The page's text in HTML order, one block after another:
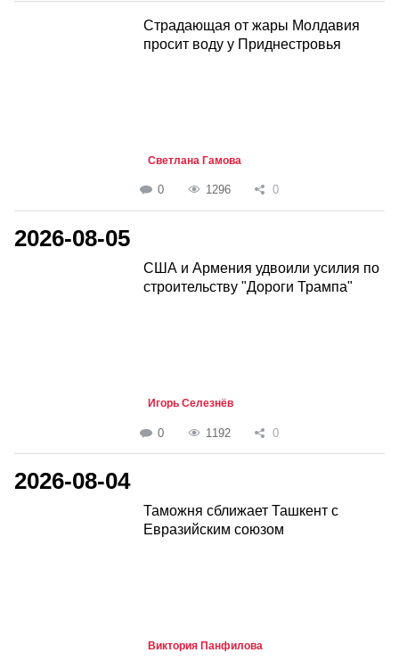
Страдающая от жары Молдавия
просит воду у Приднестровья
Светлана Гамова
0 1296 0
2026-08-05
США и Армения удвоили усилия по
строительству "Дороги Трампа"
Игорь Селезнёв
0 1192 0
2026-08-04
Таможня сближает Ташкент с
Евразийским союзом
Виктория Панфилова